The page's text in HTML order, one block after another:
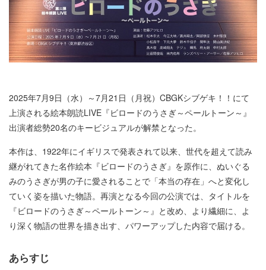
2025年7月9日（水）～7月21日（月祝）CBGKシブゲキ！！にて
上演される絵本朗読LIVE『ビロードのうさぎ～ペールトーン～』
出演者総勢20名のキービジュアルが解禁となった。
本作は、1922年にイギリスで発表されて以来、世代を超えて読み
継がれてきた名作絵本『ビロードのうさぎ』を原作に、ぬいぐる
みのうさぎが男の子に愛されることで「本当の存在」へと変化し
ていく姿を描いた物語。再演となる今回の公演では、タイトルを
『ビロードのうさぎ～ペールトーン～』と改め、より繊細に、よ
り深く物語の世界を描き出す、パワーアップした内容で届ける。
あらすじ